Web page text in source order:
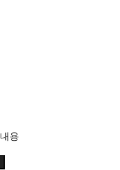
내용